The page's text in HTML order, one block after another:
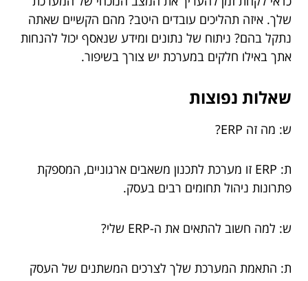
שלך. איזה תהליכים עובדים היטב? מהם הקשיים שאתה
נתקל בהם? ניתוח של נתונים ומידע שנאסף יכול להנחות
אתך באילו חלקים במערכת יש צורך בשיפור.
שאלות נפוצות
ש: מה זה ERP?
ת: ERP זו מערכת לתכנון משאבים ארגוניים, המספקת
פתרונות ניהול תחומים רבים בעסק.
ש: למה חשוב להתאים את ה-ERP שלי?
ת: התאמת המערכת שלך לצרכים המשתנים של העסק